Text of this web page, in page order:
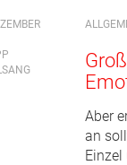
Aber
an
Einzel